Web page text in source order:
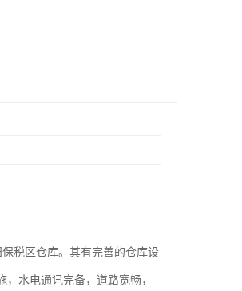
税区仓库。其有完善的仓库设
水电通讯完备，道路宽畅，